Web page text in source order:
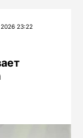
23:22